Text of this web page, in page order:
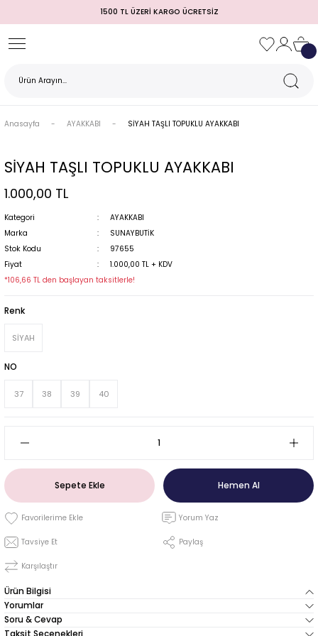
1500 TL ÜZERİ KARGO ÜCRETSİZ
Geri Dön
Geri Dön
Geri Dön
Geri Dön
Geri Dön
Geri Dön
Geri Dön
Anasayfa AYAKKABI SİYAH TAŞLI TOPUKLU AYAKKABI
SİYAH TAŞLI TOPUKLU AYAKKABI
1.000,00 TL
Kategori
AYAKKABI
Marka
SUNAYBUTİK
Stok Kodu
97655
Fiyat
1.000,00 TL + KDV
*106,66 TL den başlayan taksitlerle!
Renk
SİYAH
NO
37 38 39 40
Sepete Ekle Hemen Al
Yorum Yaz
Tavsiye Et Paylaş
Karşılaştır
Ürün Bilgisi
Yorumlar
Soru & Cevap